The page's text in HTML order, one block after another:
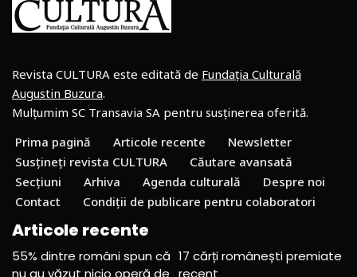
Revista CULTURA este editată de Fundația Culturală
Augustin Buzura.
Mulțumim SC Transavia SA pentru susținerea oferită.
Prima pagină
Articole recente
Newsletter
Susțineți revista CULTURA
Căutare avansată
Secțiuni
Arhiva Agenda culturală
Despre noi
Contact
Condiții de publicare pentru colaboratori
Articole recente
55% dintre români spun că
nu au văzut nicio operă de
17 cărți românești premiate
recent